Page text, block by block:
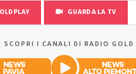
GUARDA LA TV
SCOPRI I CANALI DI RADIO GOLD